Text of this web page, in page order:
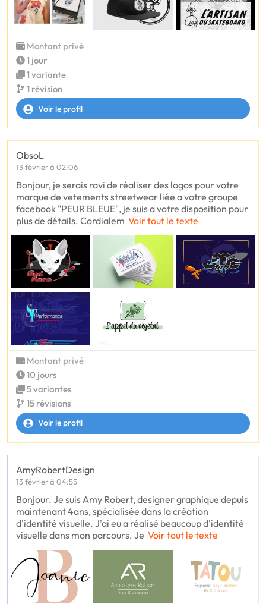
Montant privé
1 jour
1 variante
1 révision
Voir le profil
ObsoL
13 février à 02:06
Bonjour, je serais ravi de réaliser des logos pour votre
marque de vetements streetwear liée a votre groupe
facebook "PEUR BLEUE", je suis a votre disposition pour
plus de détails. Cordialem Voir tout le texte
Montant privé
10 jours
5 variantes
15 révisions
Voir le profil
AmyRobertDesign
13 février à 04:55
Bonjour. Je suis Amy Robert, designer graphique depuis
maintenant 4ans, spécialisée dans la création
d'identité visuelle. J'ai eu a réalisé beaucoup d'identité
visuelle dans mon parcours. Je Voir tout le texte